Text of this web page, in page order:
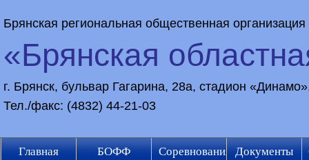
Брянская региональная общественная организация
«Брянская
г. Брянск, бульвар Гагарина, 28а, стадион
Тел./факс: (4832) 44-21-03
Главная БОФФ Соревнования Документы